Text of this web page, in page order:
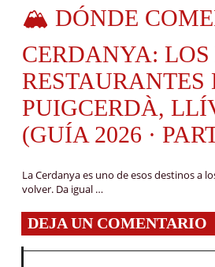
🏔️ DÓNDE
CERDANYA: LOS
RESTAURANTES
PUIGCERDÀ,
(GUÍA 2026 ·
La Cerdanya es uno de esos destinos a
volver. Da igual …
DEJA UN COMENTARIO